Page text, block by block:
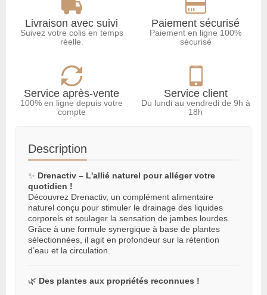
Livraison avec suivi
Suivez votre colis en temps
réelle.
Paiement sécurisé
Paiement en ligne 100%
sécurisé
Service après-vente
100% en ligne depuis votre
compte
Service client
Du lundi au vendredi de 9h à
18h
Description
✨ Drenactiv – L'allié naturel pour alléger votre
quotidien !
Découvrez Drenactiv, un complément alimentaire
naturel conçu pour stimuler le drainage des liquides
corporels et soulager la sensation de jambes lourdes.
Grâce à une formule synergique à base de plantes
sélectionnées, il agit en profondeur sur la rétention
d’eau et la circulation.
🌿 Des plantes aux propriétés reconnues !